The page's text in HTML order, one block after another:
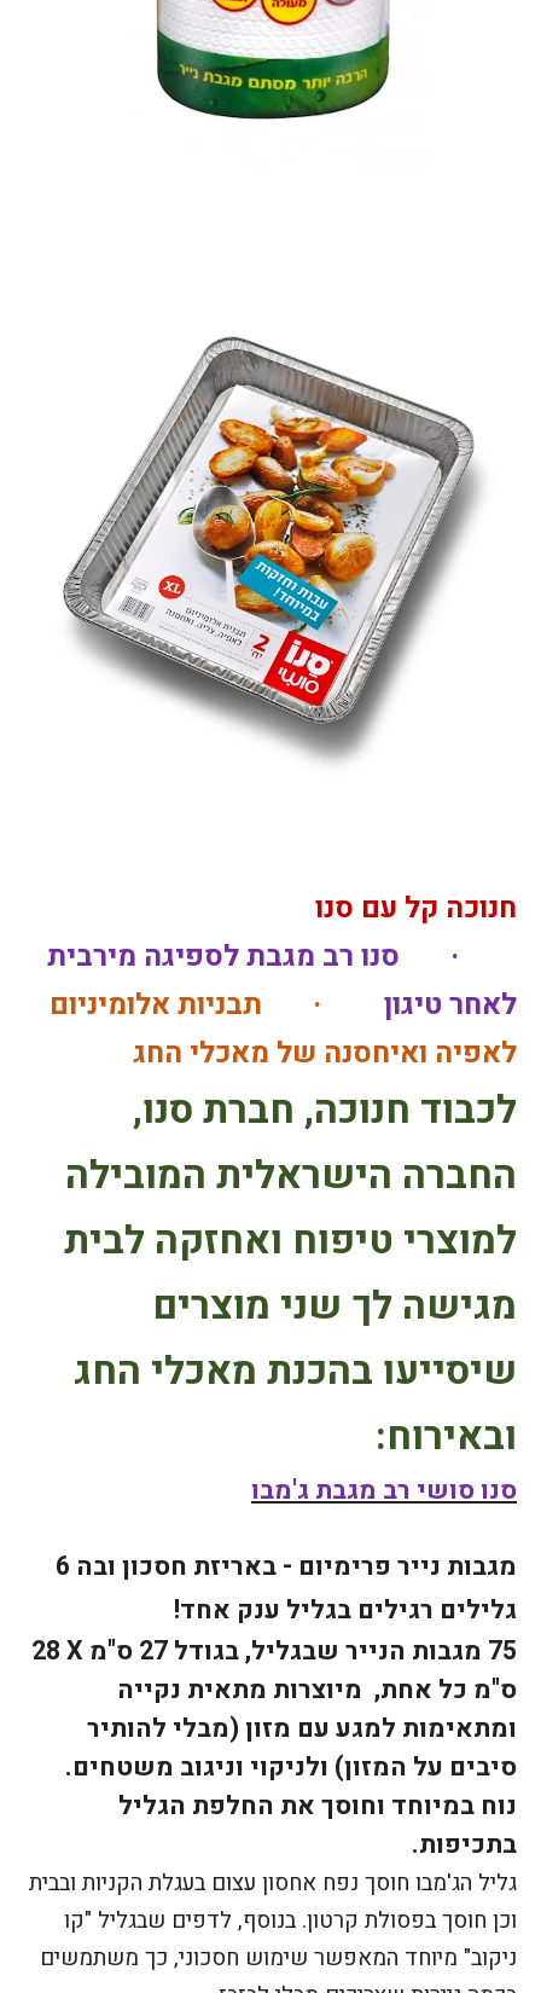
חנוכה קל עם סנו
·
סנו רב מגבת לספיגה מירבית
לאחר טיגון
·
תבניות אלומיניום
לאפיה ואיחסנה של מאכלי החג
לכבוד חנוכה, חברתסנו,
החברה הישראלית המובילה
למוצרי טיפוח ואחזקה לבית
מגישה לך שני מוצרים
שיסייעו בהכנת מאכלי החג
ובאירוח:
סנוסושי רב מגבת ג'מבו
מגבות נייר פרימיום - באריזת חסכון ובה 6
גלילים רגילים בגליל ענק אחד!
75 מגבות הנייר שבגליל, בגודל 27 ס"מ
X
28
ס"מ כל אחת, מיוצרות מתאית נקייה
ומתאימות למגע עם מזון (מבלי להותיר
סיבים על המזון) ולניקוי וניגוב משטחים.
נוח במיוחד וחוסך את החלפת הגליל
בתכיפות.
גליל הג'מבו חוסך נפח אחסון עצום בעגלת הקניות ובבית
וכן חוסך בפסולת קרטון. בנוסף, לדפים שבגליל "קו
ניקוב" מיוחד המאפשר שימוש חסכוני, כך משתמשים